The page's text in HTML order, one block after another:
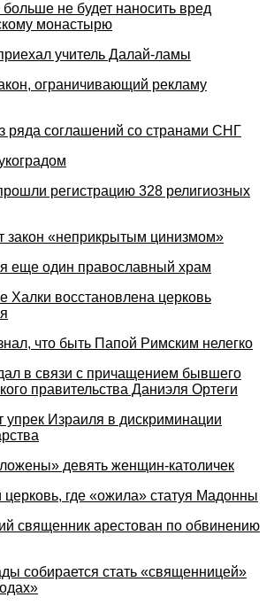
не будет наносить вред
монастырю
учитель Далай-ламы
ограничивающий рекламу
ряда соглашений со странами СНГ
регистрацию 328 религиозных
закон «неприкрытым цинизмом»
еще один православный храм
Халки восстановлена церковь
что быть Папой Римским нелегко
в связи с причащением бывшего
правительства Даниэля Ортеги
упрек Израиля в дискриминации
девять женщин-католичек
где «ожила» статуя Мадонны
священник арестован по обвинению
собирается стать «священницей»